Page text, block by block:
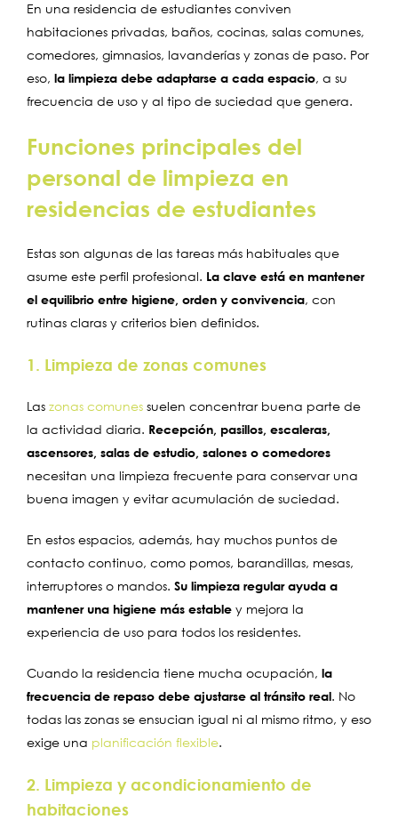
En una residencia de estudiantes conviven
habitaciones privadas, baños, cocinas, salas comunes,
comedores, gimnasios, lavanderías y zonas de paso. Por
eso, la limpieza debe adaptarse a cada espacio, a su
frecuencia de uso y al tipo de suciedad que genera.
Funciones principales del
personal de limpieza en
residencias de estudiantes
Estas son algunas de las tareas más habituales que
asume este perfil profesional. La clave está en mantener
el equilibrio entre higiene, orden y convivencia, con
rutinas claras y criterios bien definidos.
1. Limpieza de zonas comunes
Las zonas comunes suelen concentrar buena parte de
la actividad diaria. Recepción, pasillos, escaleras,
ascensores, salas de estudio, salones o comedores
necesitan una limpieza frecuente para conservar una
buena imagen y evitar acumulación de suciedad.
En estos espacios, además, hay muchos puntos de
contacto continuo, como pomos, barandillas, mesas,
interruptores o mandos. Su limpieza regular ayuda a
mantener una higiene más estable y mejora la
experiencia de uso para todos los residentes.
Cuando la residencia tiene mucha ocupación, la
frecuencia de repaso debe ajustarse al tránsito real. No
todas las zonas se ensucian igual ni al mismo ritmo, y eso
exige una planificación flexible.
2. Limpieza y acondicionamiento de
habitaciones